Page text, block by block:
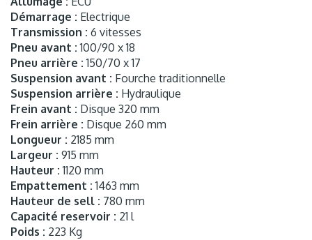
Démarrage : Electrique
Transmission : 6 vitesses
Pneu avant : 100/90 x 18
Pneu arrière : 150/70 x 17
Suspension avant : Fourche traditionnelle
Suspension arrière : Hydraulique
Frein avant : Disque 320 mm
Frein arrière : Disque 260 mm
Longueur : 2185 mm
Largeur : 915 mm
Hauteur : 1120 mm
Empattement : 1463 mm
Hauteur de sell : 780 mm
Capacité reservoir : 21 l
Poids : 223 Kg